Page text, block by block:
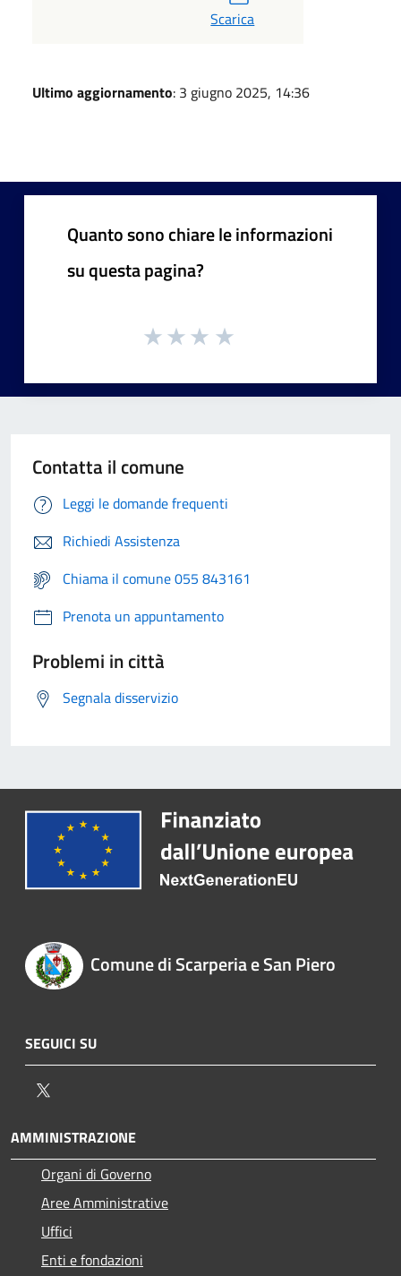
Scarica
Ultimo aggiornamento: 3 giugno 2025, 14:36
Quanto sono chiare le informazioni
su questa pagina?
Contatta il comune
Leggi le domande frequenti
Richiedi Assistenza
Chiama il comune 055 843161
Prenota un appuntamento
Problemi in città
Segnala disservizio
Comune di Scarperia e San Piero
SEGUICI SU
AMMINISTRAZIONE
Organi di Governo
Aree Amministrative
Uffici
Enti e fondazioni